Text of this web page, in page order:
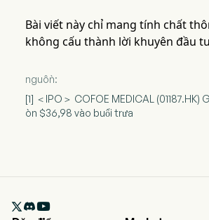
Bài viết này chỉ mang tính chất
không cấu thành lời khuyên đầu
nguồn:
[1] ＜IPO＞ COFOE MEDICAL
òn $36,98 vào buổi trưa
